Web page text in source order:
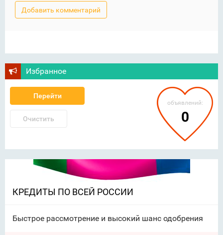
Избранное
Перейти
Очистить
объявлений:
0
КРЕДИТЫ ПО ВСЕЙ РОССИИ
Быстрое рассмотрение и высокий шанс одобрения